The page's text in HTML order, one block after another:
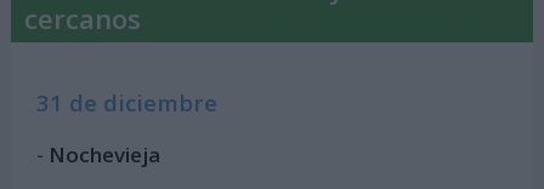
cercanos
31 de diciembre
- Nochevieja